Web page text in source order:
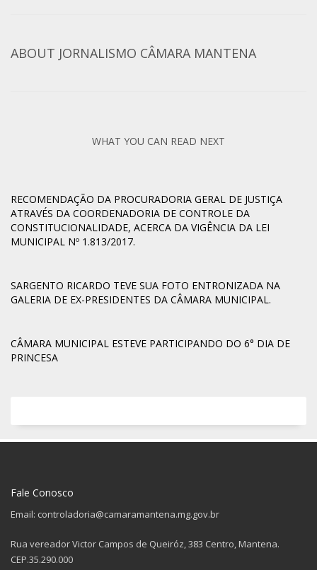
ABOUT JORNALISMO CÂMARA MANTENA
WHAT YOU CAN READ NEXT
RECOMENDAÇÃO DA PROCURADORIA GERAL DE JUSTIÇA
ATRAVÉS DA COORDENADORIA DE CONTROLE DA
CONSTITUCIONALIDADE, ACERCA DA VIGÊNCIA DA LEI
MUNICIPAL Nº 1.813/2017.
SARGENTO RICARDO TEVE SUA FOTO ENTRONIZADA NA
GALERIA DE EX-PRESIDENTES DA CÂMARA MUNICIPAL.
CÂMARA MUNICIPAL ESTEVE PARTICIPANDO DO 6° DIA DE
PRINCESA
Fale Conosco
Email: controladoria@camaramantena.mg.gov.br
Rua vereador Victor Campos de Queiróz, 383 Centro, Mantena.
CEP.35.290.000